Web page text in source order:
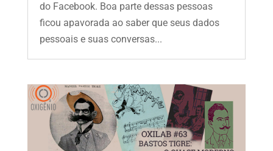
do Facebook. Boa parte dessas pessoas
ficou apavorada ao saber que seus dados
pessoais e suas conversas...